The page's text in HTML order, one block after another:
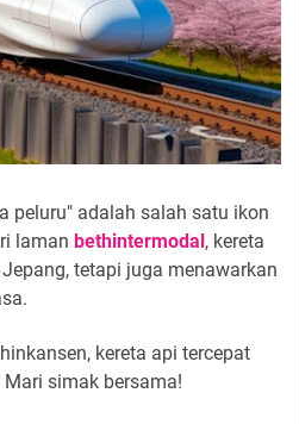
peluru" adalah salah satu ikon
laman bethintermodal, kereta
tetapi juga menawarkan
kereta api tercepat
simak bersama!